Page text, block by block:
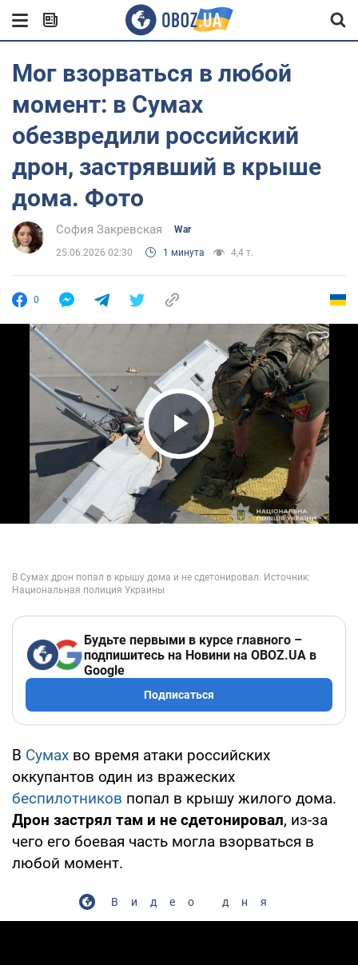
Мог взорваться в любой
момент: в Сумах
обезвредили российский
дрон, застрявший в крыше
дома. Фото
София Закревская War
25.06.2026 02:30 1 минута 4,4 т.
0
Play Video
Будьте первыми в курсе главного –
подпишитесь на Новини на OBOZ.UA в
Google
Подписаться
В Сумах во время атаки российских
оккупантов один из вражеских
беспилотников попал в крышу жилого дома.
Дрон застрял там и не сдетонировал, из-за
чего его боевая часть могла взорваться в
любой момент.
Видео дня